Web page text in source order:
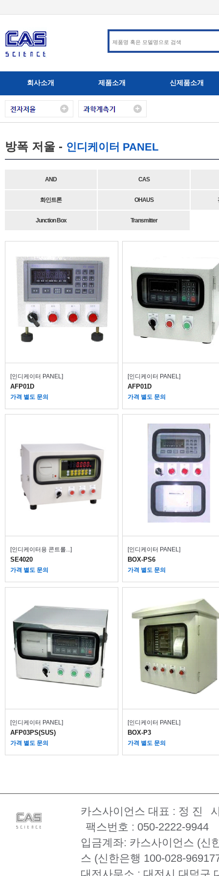
회사소개 제품소개 신제품소개
방폭 저울 - 인디케이터 PANEL
AND CAS
화인트론 OHAUS
Junction Box Transmitter
[인디케이터 PANEL]
AFP01D
가격 별도 문의
[인디케이터 PANEL]
AFP01D
가격 별도 문의
[인디케이터용 콘트롤...]
SE4020
가격 별도 문의
[인디케이터 PANEL]
BOX-PS6
가격 별도 문의
[인디케이터 PANEL]
AFP03PS(SUS)
가격 별도 문의
[인디케이터 PANEL]
BOX-P3
가격 별도 문의
카스사이언스 대표 : 정 진
팩스번호 : 050-2222-9944
입금계좌: 카스사이언스 (신
스 (신한은행 100-028-